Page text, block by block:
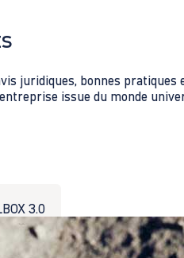
juridiques, bonnes
issue du monde
3.0